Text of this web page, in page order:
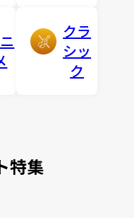
クラ
シッ
ク
特集